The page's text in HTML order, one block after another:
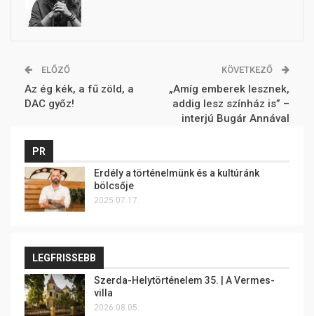
ELŐZŐ
Az ég kék, a fű zöld, a
DAC győz!
KÖVETKEZŐ
„Amíg emberek lesznek,
addig lesz színház is” –
interjú Bugár Annával
PR
Erdély a történelmünk és a kultúránk
bölcsője
2025.07.17.
LEGFRISSEBB
Szerda-Helytörténelem 35. | A Vermes-
villa
2026.08.05.